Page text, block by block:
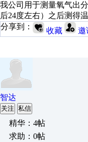
我公司用于测量氧气出
后24度左右）之后测得
分享到：
收藏 邀
智达
关注 私信
精华：4帖
求助：0帖